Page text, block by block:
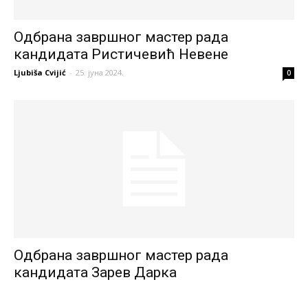
Одбрана завршног мастер рада
кандидата Ристичевић Невене
Ljubiša Cvijić - 25. јуна 2024. 0
Одбрана завршног мастер рада
кандидата Зарев Дарка